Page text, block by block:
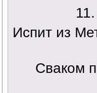
Испит из
Сваком